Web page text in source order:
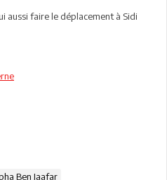
aussi faire le déplacement à Sidi
Ben Jaafar